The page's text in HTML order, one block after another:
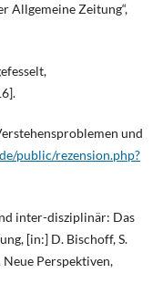
Allgemeine Zeitung“,
und
public/rezension.php?
inter-disziplinär: Das
[in:] D. Bischoff, S.
Perspektiven,